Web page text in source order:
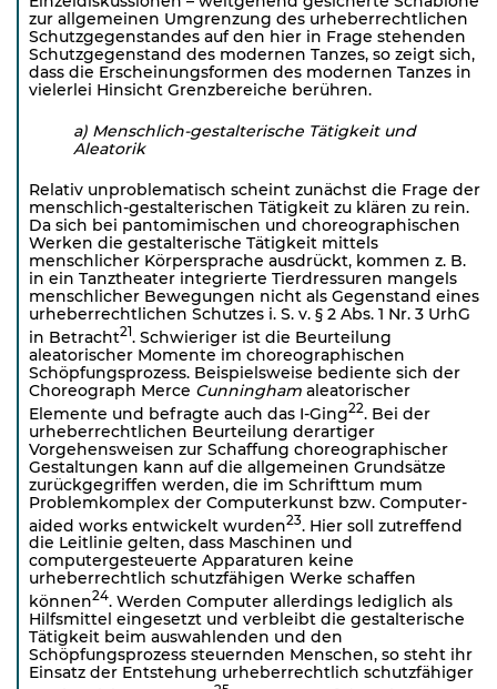
zur allgemeinen Umgrenzung des urheberrechtlichen
Schutzgegenstandes auf den hier in Frage stehenden
Schutzgegenstand des modernen Tanzes, so zeigt sich,
dass die Erscheinungsformen des modernen Tanzes in
vielerlei Hinsicht Grenzbereiche berühren.
a) Menschlich-gestalterische Tätigkeit und
Aleatorik
Relativ unproblematisch scheint zunächst die Frage der
menschlich-gestalterischen Tätigkeit zu klären zu rein.
Da sich bei pantomimischen und choreographischen
Werken die gestalterische Tätigkeit mittels
menschlicher Körpersprache ausdrückt, kommen z. B.
in ein Tanztheater integrierte Tierdressuren mangels
menschlicher Bewegungen nicht als Gegenstand eines
urheberrechtlichen Schutzes i. S. v. § 2 Abs. 1 Nr. 3 UrhG
in Betracht21. Schwieriger ist die Beurteilung
aleatorischer Momente im choreographischen
Schöpfungs­prozess. Beispielsweise bediente sich der
Choreograph Merce Cunningham aleatorischer
Elemente und befragte auch das I-Ging22. Bei der
urheberrechtlichen Beurteilung derartiger
Vorgehensweisen zur Schaffung choreo­graphischer
Gestaltungen kann auf die allgemeinen Grundsätze
zurückgegriffen werden, die im Schrifttum mum
Problemkomplex der Computerkunst bzw. Computer-
aided works entwickelt wurden23. Hier soll zutreffend
die Leitlinie gelten, dass Maschinen und
computergesteuerte Apparaturen keine
urheberrechtlich schutzfähigen Werke schaffen
können24. Werden Computer allerdings lediglich als
Hilfsmittel eingesetzt und verbleibt die gestalterische
Tätigkeit beim auswahlenden und den
Schöpfungsprozess steuernden Menschen, so steht ihr
Einsatz der Entstehung urheberrechtlich schutzfähiger